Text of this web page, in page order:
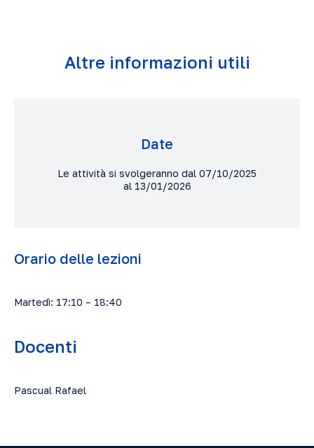
Altre informazioni utili
Date
Le attività si svolgeranno dal 07/10/2025
al 13/01/2026
Orario delle lezioni
Martedì: 17:10 – 18:40
Docenti
Pascual Rafael